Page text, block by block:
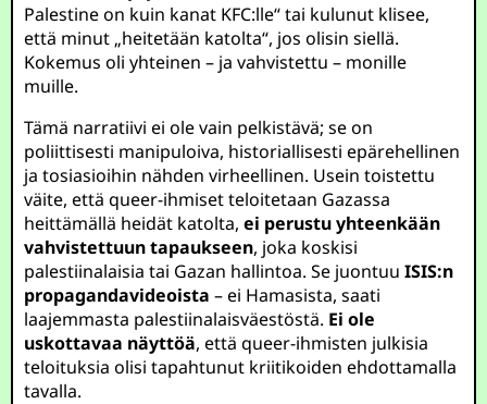
Palestine on kuin kanat KFC:lle“ tai kulunut klisee,
että minut „heitetään katolta“, jos olisin siellä.
Kokemus oli yhteinen – ja vahvistettu – monille
muille.
Tämä narratiivi ei ole vain pelkistävä; se on
poliittisesti manipuloiva, historiallisesti epärehellinen
ja tosiasioihin nähden virheellinen. Usein toistettu
väite, että queer-ihmiset teloitetaan Gazassa
heittämällä heidät katolta,ei perustu yhteenkään
vahvistettuun tapaukseen, joka koskisi
palestiinalaisia tai Gazan hallintoa. Se juontuuISIS:n
propagandavideoista – ei Hamasista, saati
laajemmasta palestiinalaisväestöstä. Ei ole
uskottavaa näyttöä, että queer-ihmisten julkisia
teloituksia olisi tapahtunut kriitikoiden ehdottamalla
tavalla.